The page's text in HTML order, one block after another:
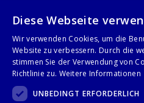
AGB
KONTAKT
Stalgast GmbH
Diese Webseite
Wir verwenden Cookies, um die
Website zu verbessern. Durch die
stimmen Sie der Verwendung von
Richtlinie zu. Weitere Informationen
UNBEDINGT ERFORDERLICH